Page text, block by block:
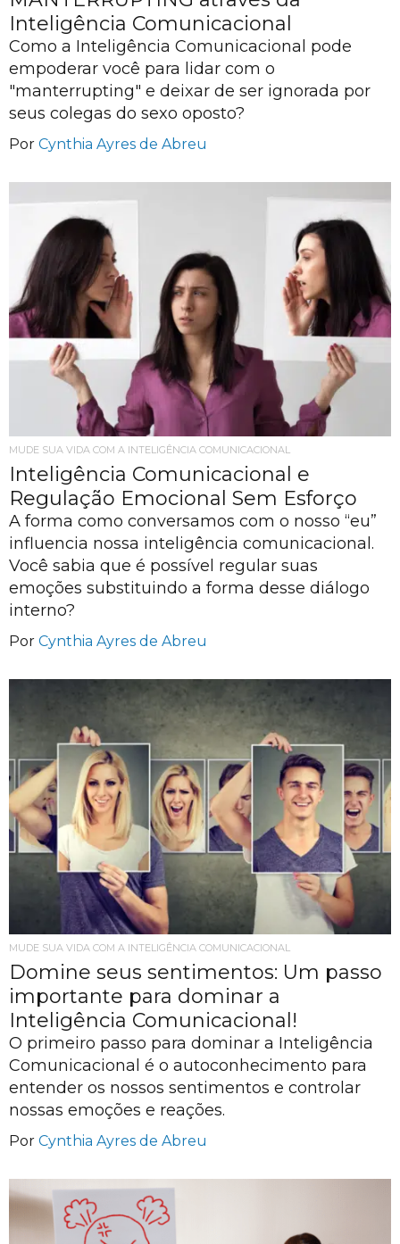
Inteligência Comunicacional
Como a Inteligência Comunicacional pode
empoderar você para lidar com o
"manterrupting" e deixar de ser ignorada por
seus colegas do sexo oposto?
Por Cynthia Ayres de Abreu
MUDE SUA VIDA COM A INTELIGÊNCIA COMUNICACIONAL
Inteligência Comunicacional e
Regulação Emocional Sem Esforço
A forma como conversamos com o nosso “eu”
influencia nossa inteligência comunicacional.
Você sabia que é possível regular suas
emoções substituindo a forma desse diálogo
interno?
Por Cynthia Ayres de Abreu
MUDE SUA VIDA COM A INTELIGÊNCIA COMUNICACIONAL
Domine seus sentimentos: Um passo
importante para dominar a
Inteligência Comunicacional!
O primeiro passo para dominar a Inteligência
Comunicacional é o autoconhecimento para
entender os nossos sentimentos e controlar
nossas emoções e reações.
Por Cynthia Ayres de Abreu